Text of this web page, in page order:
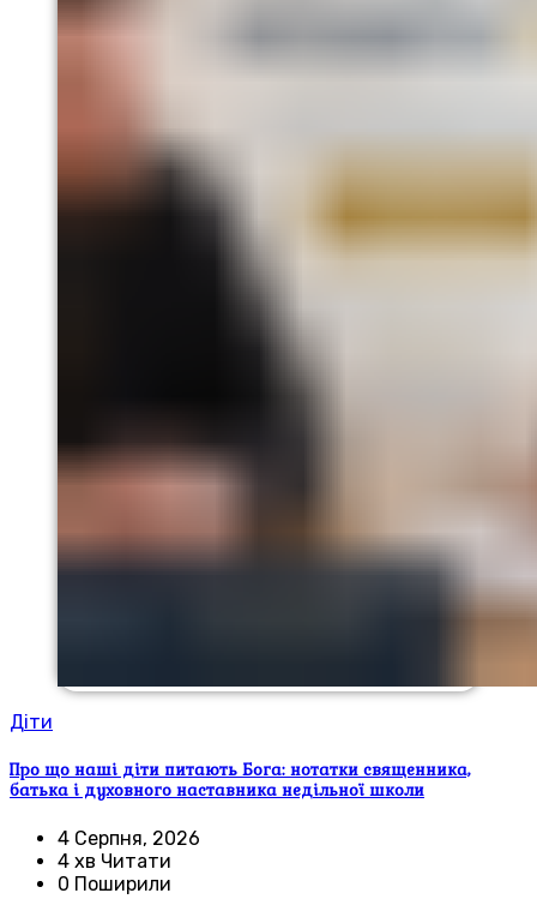
Діти
Про що наші діти питають Бога: нотатки священника,
батька і духовного наставника недільної школи
4 Серпня, 2026
4 хв Читати
0 Поширили